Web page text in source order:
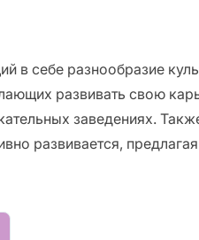
в себе разнообразие
развивать свою
заведениях.
развивается,